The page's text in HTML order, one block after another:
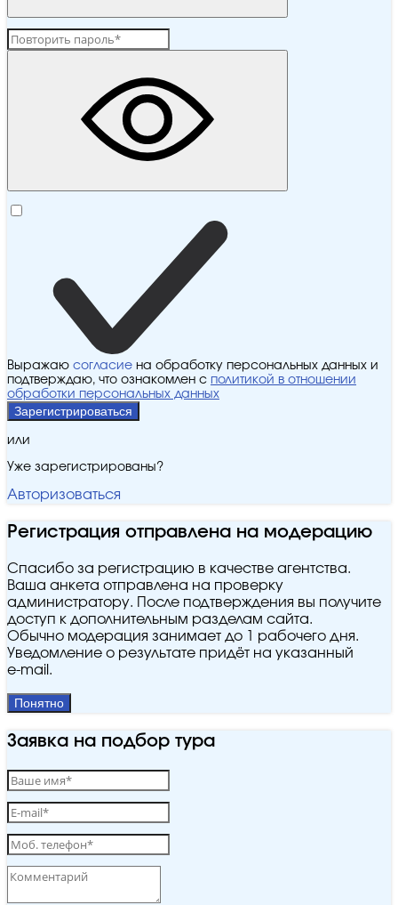
Выражаю согласие на обработку персональных данных и
подтверждаю, что ознакомлен с политикой в отношении
обработки персональных данных
Зарегистрироваться
или
Уже зарегистрированы?
Авторизоваться
Регистрация отправлена на модерацию
Спасибо за регистрацию в качестве агентства.
Ваша анкета отправлена на проверку
администратору. После подтверждения вы получите
доступ к дополнительным разделам сайта.
Обычно модерация занимает до 1 рабочего дня.
Уведомление о результате придёт на указанный
e‑mail.
Понятно
Заявка на подбор тура